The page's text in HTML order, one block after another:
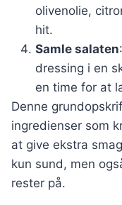
olivenolie,
hit.
Samle salaten
dressing i en
en time for at
Denne
ingredienser som
at give ekstra
kun sund, men
rester på.